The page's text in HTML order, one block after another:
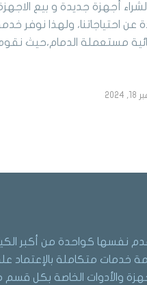
أجهزة جديدة و بيع
عن احتياجاتنا، ولهذا نوفر
مستعملة الدمام،حيث
نفسها كواحدة من أكبر
خدمات متكاملة بالإعتماد
والأدوات الخاصة بكل قسم